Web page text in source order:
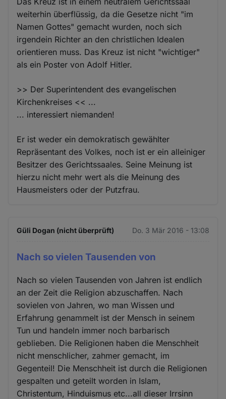
weiterhin überflüssig, da die Gesetze nicht "im
Namen Gottes" gemacht wurden, noch sich
irgendein Richter an den christlichen Idealen
orientieren muss. Das Kreuz ist nicht "wichtiger"
als ein Poster von Adolf Hitler.
>> Der Superintendent des evangelischen
Kirchenkreises << ...
... interessiert niemanden!
Er ist weder ein demokratisch gewählter
Repräsentant des Volkes, noch ist er ein alleiniger
Besitzer des Gerichtssaales. Seine Meinung ist
hierzu nicht mehr wert als die Meinung des
Hausmeisters oder der Putzfrau.
Güli Dogan (nicht überprüft) Do. 3 Mär 2016 - 13:08
Nach so vielen Tausenden von
Nach so vielen Tausenden von Jahren ist endlich
an der Zeit die Religion abzuschaffen. Nach
sovielen von Jahren, wo man Wissen und
Erfahrung genammelt ist der Mensch in seinem
Tun und handeln immer noch barbarisch
geblieben. Die Religionen haben die Menschheit
nicht menschlicher, zahmer gemacht, im
Gegenteil! Die Menschheit ist durch die Religionen
gespalten und geteilt worden in Islam,
Christentum, Hinduismus etc...all dieser Irrsinn